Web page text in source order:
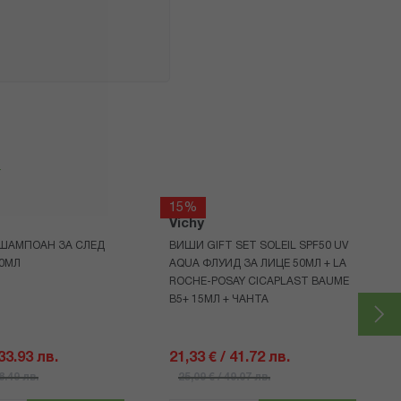
ЗА СЛЕД
лв.
лв.
15%
Vichy
ВИШИ GIFT SET SOLEIL SPF50 UV
AQUA ФЛУИД ЗА ЛИЦЕ 50МЛ + LA
ROCHE-POSAY CICAPLAST BAUME
B5+ 15МЛ + ЧАНТА
21,33 € / 41.72 лв.
25,09 € / 49.07 лв.